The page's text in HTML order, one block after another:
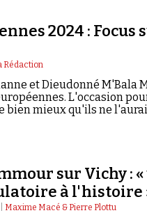
2024 : Focus
Rédaction
et Dieudonné M'Bala
L'occasion
bien mieux qu'ils ne
sur Vichy :
à l'histoire
Maxime Macé & Pierre Plottu